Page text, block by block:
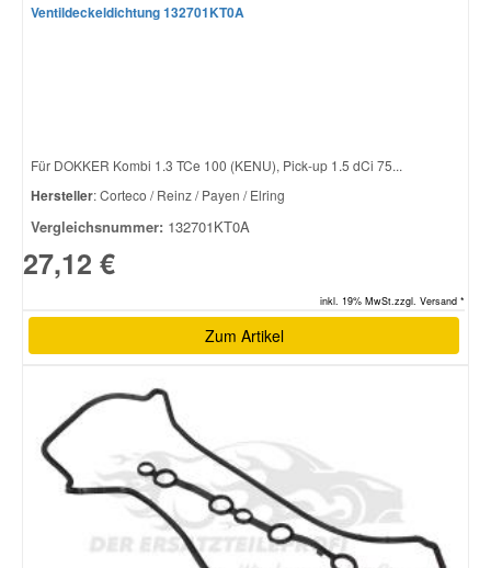
Ventildeckeldichtung 132701KT0A
Für DOKKER Kombi 1.3 TCe 100 (KENU), Pick-up 1.5 dCi 75...
Hersteller: Corteco / Reinz / Payen / Elring
Vergleichsnummer: 132701KT0A
27,12 €
inkl. 19% MwSt.zzgl. Versand *
Zum Artikel